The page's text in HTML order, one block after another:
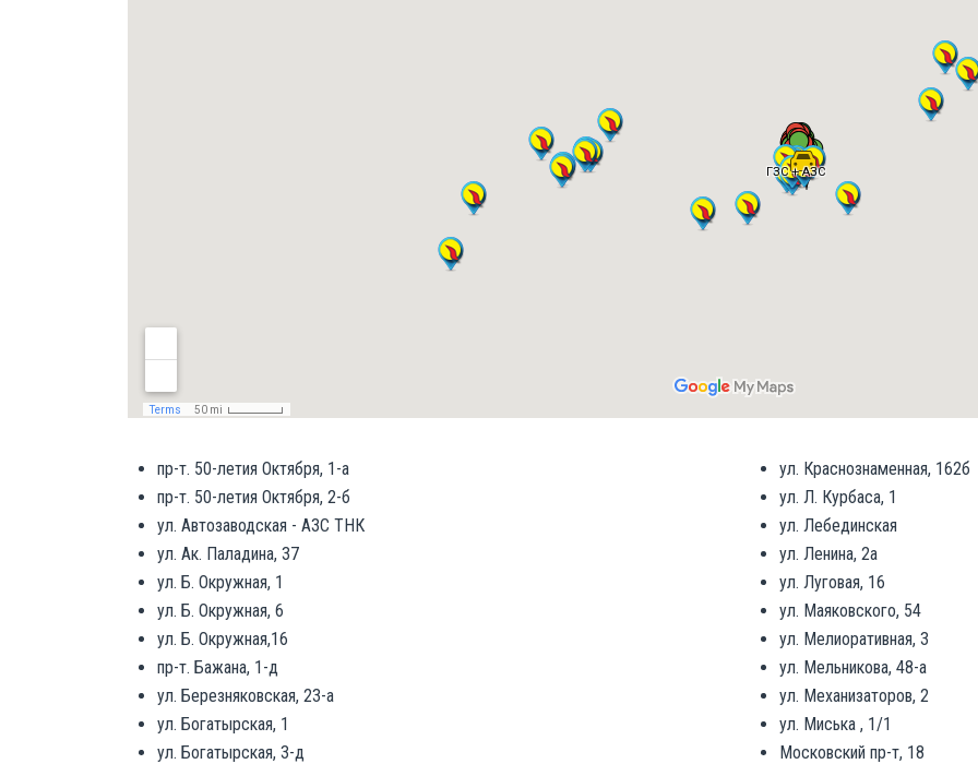
пр-т. 50-летия Октября, 1-а
пр-т. 50-летия Октября, 2-б
ул. Автозаводская - АЗС ТНК
ул. Ак. Паладина, 37
ул. Б. Окружная, 1
ул. Б. Окружная, 6
ул. Б. Окружная,16
пр-т. Бажана, 1-д
ул. Березняковская, 23-а
ул. Богатырская, 1
ул. Богатырская, 3-д
ул. Краснознаменная, 162б
ул. Л. Курбаса, 1
ул. Лебединская
ул. Ленина, 2а
ул. Луговая, 16
ул. Маяковского, 54
ул. Мелиоративная, 3
ул. Мельникова, 48-а
ул. Механизаторов, 2
ул. Миська , 1/1
Московский пр-т, 18